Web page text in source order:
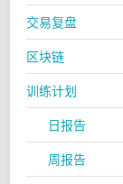
交易复盘
区块链
训练计划
日报告
周报告